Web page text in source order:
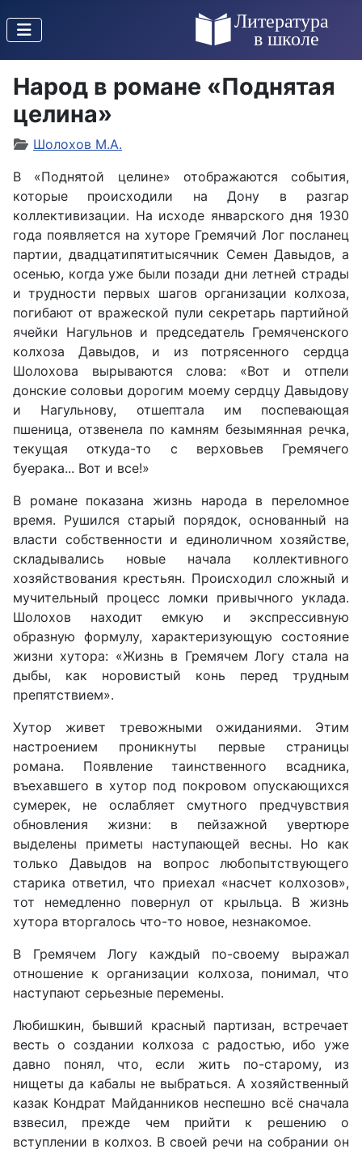
Народ в романе «Поднятая
целина»
Шолохов М.А.
В «Поднятой целине» отображаются события,
которые происходили на Дону в разгар
коллективизации. На исходе январского дня 1930
года появляется на хуторе Гремячий Лог посланец
партии, двадцатипятитысячник Семен Давыдов, а
осенью, когда уже были позади дни летней страды
и трудности первых шагов организации колхоза,
погибают от вражеской пули секретарь партийной
ячейки Нагульнов и председатель Гремяченского
колхоза Давыдов, и из потрясенного сердца
Шолохова вырываются слова: «Вот и отпели
донские соловьи дорогим моему сердцу Давыдову
и Нагульнову, отшептала им поспевающая
пшеница, отзвенела по камням безымянная речка,
текущая откуда-то с верховьев Гремячего
буерака... Вот и все!»
В романе показана жизнь народа в переломное
время. Рушился старый порядок, основанный на
власти собственности и единоличном хозяйстве,
складывались новые начала коллективного
хозяйствования крестьян. Происходил сложный и
мучительный процесс ломки привычного уклада.
Шолохов находит емкую и экспрессивную
образную формулу, характеризующую состояние
жизни хутора: «Жизнь в Гремячем Логу стала на
дыбы, как норовистый конь перед трудным
препятствием».
Хутор живет тревожными ожиданиями. Этим
настроением проникнуты первые страницы
романа. Появление таинственного всадника,
въехавшего в хутор под покровом опускающихся
сумерек, не ослабляет смутного предчувствия
обновления жизни: в пейзажной увертюре
выделены приметы наступающей весны. Но как
только Давыдов на вопрос любопытствующего
старика ответил, что приехал «насчет колхозов»,
тот немедленно повернул от крыльца. В жизнь
хутора вторгалось что-то новое, незнакомое.
В Гремячем Логу каждый по-своему выражал
отношение к организации колхоза, понимал, что
наступают серьезные перемены.
Любишкин, бывший красный партизан, встречает
весть о создании колхоза с радостью, ибо уже
давно понял, что, если жить по-старому, из
нищеты да кабалы не выбраться. А хозяйственный
казак Кондрат Майданников неспешно всё сначала
взвесил, прежде чем прийти к решению о
вступлении в колхоз. В своей речи на собрании он